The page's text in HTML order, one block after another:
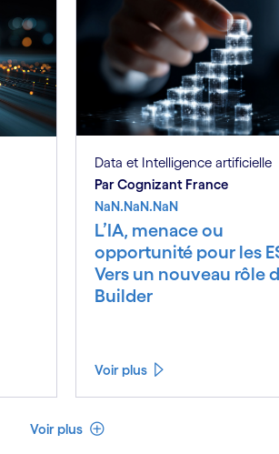
Data et Intelligence artificielle
Par Cognizant France
NaN.NaN.NaN
L’IA, menace ou
opportunité pour les
Vers un nouveau rôle
Builder
Voir plus
Voir plus Voir moins